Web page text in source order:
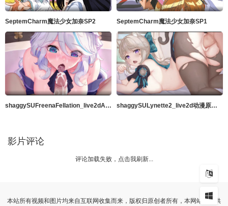
SeptemCharm魔法少女加奈SP2 SeptemCharm魔法少女加奈SP1
shaggySUFreenaFellation_live2dAnimeGenshinImpact完整版带ASMR音频MP42K高品质暨在嘴里60fps shaggySULynette2_live2d动漫原神完整版带ASMR音频MP42k高品质中出60fps
影片评论
评论加载失败，点击我刷新...
本站所有视频和图片均来自互联网收集而来，版权归原创者所有，本网站只提供